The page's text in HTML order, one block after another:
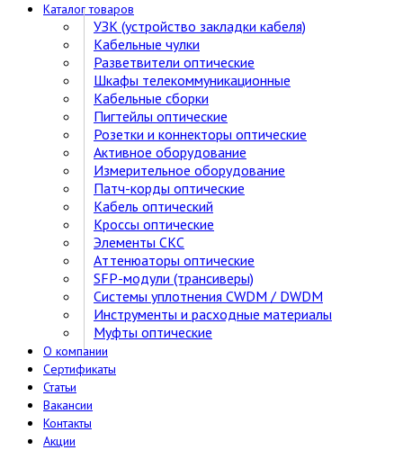
Каталог товаров
УЗК (устройство закладки кабеля)
Кабельные чулки
Разветвители оптические
Шкафы телекоммуникационные
Кабельные сборки
Пигтейлы оптические
Розетки и коннекторы оптические
Активное оборудование
Измерительное оборудование
Патч-корды оптические
Кабель оптический
Кроссы оптические
Элементы СКС
Аттенюаторы оптические
SFP-модули (трансиверы)
Cистемы уплотнения CWDM / DWDM
Инструменты и расходные материалы
Муфты оптические
О компании
Сертификаты
Статьи
Вакансии
Контакты
Акции